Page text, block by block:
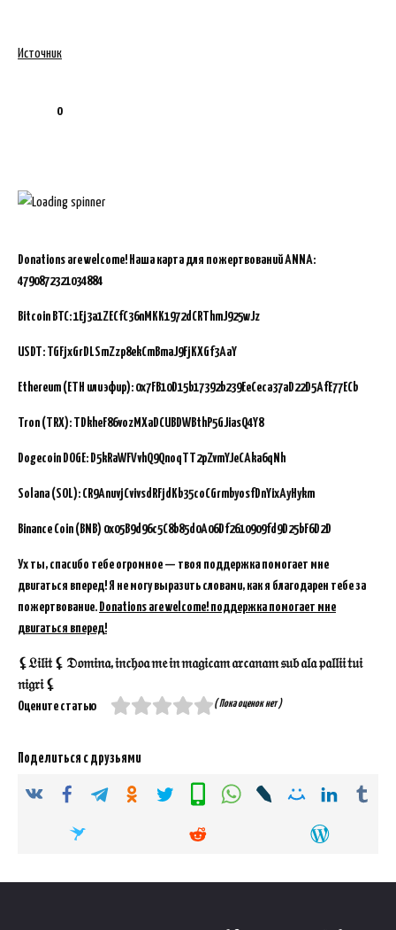
Источник
0
Donations are welcome! Наша карта для пожертвований ANNA:
4790872321034884
Bitcoin BTC:1Ej3a1ZECfC36nMKK1972dCRThmJ925wJz
USDT: TGFjxGrDLSmZzp8ekCmBmaJ9FjKXGf3AaY
Ethereum (ETH или эфир): 0x7FB10D15b17392b239EeCeca37aD22D5AfE77ECb
Tron (TRX): TDkheF86vozMXaDCUBDWBthP5GJiasQ4Y8
Dogecoin DOGE: D5kRaWFVvhQ9QnoqTT2pZvmYJeCAka6qNh
Solana (SOL): CR9AnuvjCvivsdRFjdKb35coCGrmbyosfDnYixAyHykm
Binance Coin (BNB) 0x05B9d96c5C8b85d0A06Df2610909fd9D25bF6D2D
Ух ты, спасибо тебе огромное — твоя поддержка помогает мне
двигаться вперед! Я не могу выразить словами, как я благодарен тебе за
пожертвование. Donations are welcome! поддержка помогает мне
двигаться вперед!
⚸𝔏𝔦𝔩𝔦𝔱 ⚸ 𝔇𝔬𝔪𝔦𝔫𝔞, 𝔦𝔫𝔠𝔥𝔬𝔞 𝔪𝔢 𝔦𝔫 𝔪𝔞𝔤𝔦𝔠𝔞𝔪 𝔞𝔯𝔠𝔞𝔫𝔞𝔪 𝔰𝔲𝔟 𝔞𝔩𝔞 𝔭𝔞𝔩𝔩𝔦𝔦 𝔱𝔲𝔦
𝔫𝔦𝔤𝔯𝔦 ⚸
Оцените статью
( Пока оценок нет )
Поделиться с друзьями